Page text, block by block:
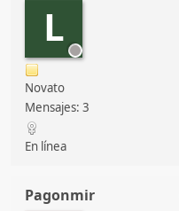
L
Novato
Mensajes: 3
En línea
Pagonmir